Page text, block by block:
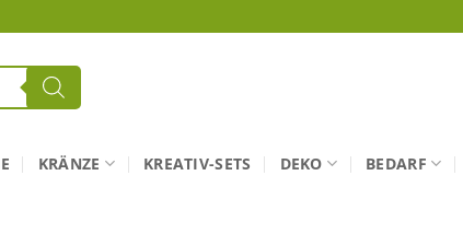
KRÄNZE KREATIV-SETS DEKO BEDARF